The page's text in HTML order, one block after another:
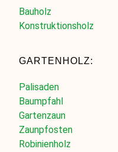
Bauholz
Konstruktionsholz
GARTENHOLZ:
Palisaden
Baumpfahl
Gartenzaun
Zaunpfosten
Robinienholz